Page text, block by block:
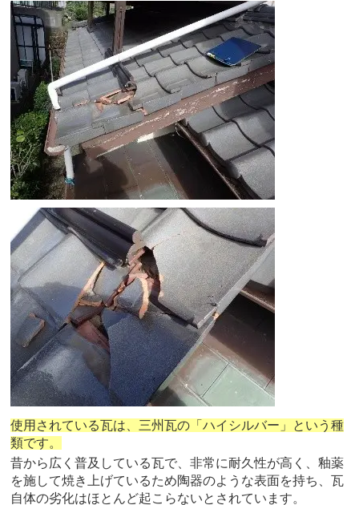
使用されている瓦は、三州瓦の「ハイシルバー」という種
類です。
昔から広く普及している瓦で、非常に耐久性が高く、釉薬
を施して焼き上げているため陶器のような表面を持ち、瓦
自体の劣化はほとんど起こらないとされています。